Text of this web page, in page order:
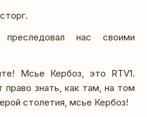
преследовал нас своими
Мсье Кербоз, это RTV1.
знать, как там, на том
столетия, мсье Кербоз!